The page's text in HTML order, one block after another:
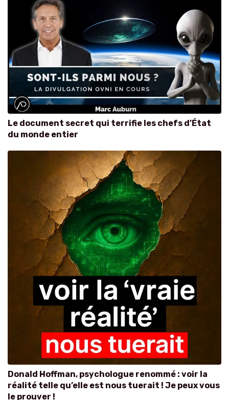
Le document secret qui terrifie les chefs d’État
du monde entier
Donald Hoffman, psychologue renommé : voir la
réalité telle qu’elle est nous tuerait ! Je peux vous
le prouver !